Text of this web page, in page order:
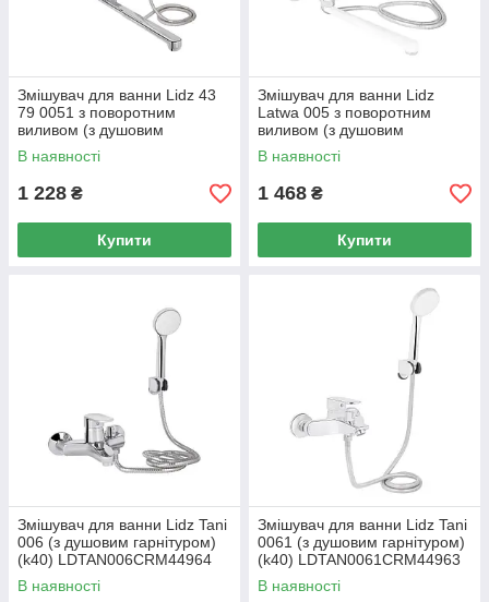
Змішувач для ванни Lidz 43
79 0051 з поворотним
виливом (з душовим
гарнітуром) (k40)
LD43790051CRM35128
В наявності
1 228 ₴
Купити
Змішувач для ванни Lidz
Latwa 005 з поворотним
виливом (з душовим
гарнітуром) (k35)
LDLAT005WHI45425 White
В наявності
1 468 ₴
Купити
Змішувач для ванни Lidz Tani
006 (з душовим гарнітуром)
(k40) LDTAN006CRM44964
Chrome
В наявності
Змішувач для ванни Lidz Tani
0061 (з душовим гарнітуром)
(k40) LDTAN0061CRM44963
Chrome
В наявності